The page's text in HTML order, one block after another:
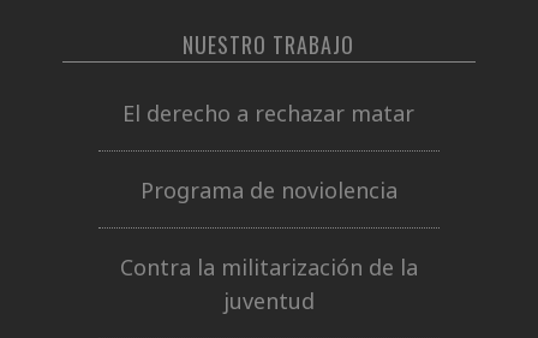
NUESTRO TRABAJO
El derecho a rechazar matar
Programa de noviolencia
Contra la militarización de la
juventud